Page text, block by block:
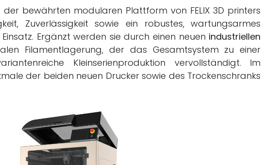
bewährten modularen Plattform von FELIX 3D printers
Zuverlässigkeit sowie ein robustes, wartungsarmes
Ergänzt werden sie durch einen neuen industriellen
Filamentlagerung, der das Gesamtsystem zu einer
Kleinserienproduktion vervollständigt. Im
der beiden neuen Drucker sowie des Trockenschranks